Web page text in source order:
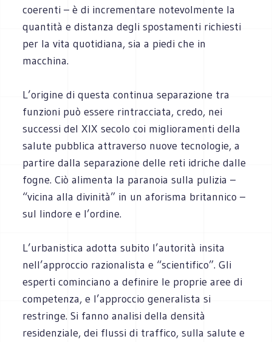
coerenti – è di incrementare notevolmente la
quantità e distanza degli spostamenti richiesti
per la vita quotidiana, sia a piedi che in
macchina.
L’origine di questa continua separazione tra
funzioni può essere rintracciata, credo, nei
successi del XIX secolo coi miglioramenti della
salute pubblica attraverso nuove tecnologie, a
partire dalla separazione delle reti idriche dalle
fogne. Ciò alimenta la paranoia sulla pulizia –
“vicina alla divinità” in un aforisma britannico –
sul lindore e l’ordine.
L’urbanistica adotta subito l’autorità insita
nell’approccio razionalista e “scientifico”. Gli
esperti cominciano a definire le proprie aree di
competenza, e l’approccio generalista si
restringe. Si fanno analisi della densità
residenziale, dei flussi di traffico, sulla salute e